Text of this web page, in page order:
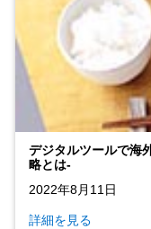
デジタルツールで海
略とは‐
2022年8月11日
詳細を見る